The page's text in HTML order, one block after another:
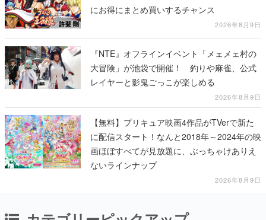
にお得にまとめ買いするチャンス
2026年8月9日
『NTE』オフラインイベント「メェメェ村の
大冒険」が池袋で開催！ 釣りや麻雀、公式
レイヤーと影鬼ごっこが楽しめる
2026年8月9日
【無料】プリキュア映画4作品がTVerで新た
に配信スタート！なんと2018年～2024年の映
画ほぼすべてが見放題に、ぶっちゃけありえ
ないラインナップ
2026年8月9日